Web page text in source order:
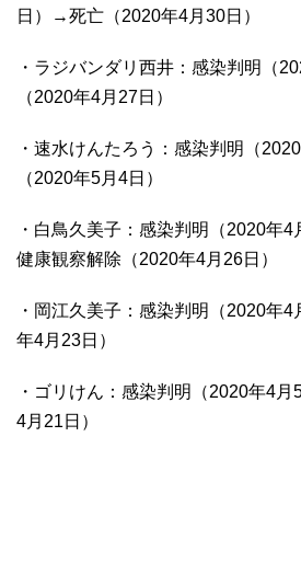
日）→死亡（2020年4月30日）
・ラジバンダリ西井：感染判明（
（2020年4月27日）
・速水けんたろう：感染判明（
（2020年5月4日）
・白鳥久美子：感染判明（2020年
健康観察解除（2020年4月26日）
・岡江久美子：感染判明（2020年
年4月23日）
・ゴリけん：感染判明（2020年4
4月21日）